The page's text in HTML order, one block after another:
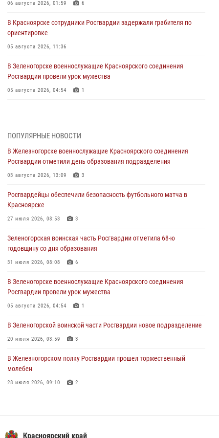
06 августа 2026, 01:59 6
В Красноярске сотрудники Росгвардии задержали грабителя по
ориентировке
05 августа 2026, 11:36
В Зеленогорске военнослужащие Красноярского соединения
Росгвардии провели урок мужества
05 августа 2026, 04:54 1
05 августа 2026, 04:52 1
В Красноярске сотрудники вневедомственной охраны Росгвардии
задержали подозреваемого в серии краж из гипермаркета
04 августа 2026, 09:57
Сотрудники Росгвардии обеспечили общественный порядок во
время проведения экстремального заплыва в Дудинке
04 августа 2026, 08:36
В Красноярске сотрудники Росгвардии задержали подозреваемого
в серии краж из супермаркета
04 августа 2026, 06:50
Военнослужащие Красноярского соединения Росгвардии
познакомили отдыхающих детей с тонкостями РХБ защиты
03 августа 2026, 13:12 2
ПОПУЛЯРНЫЕ НОВОСТИ
В Железногорске военнослужащие Красноярского соединения
Росгвардии отметили день образования подразделения
03 августа 2026, 13:09 3
Росгвардейцы обеспечили безопасность футбольного матча в
Красноярске
27 июля 2026, 08:53 3
Зеленогорская воинская часть Росгвардии отметила 68-ю
годовщину со дня образования
31 июля 2026, 08:08 6
В Зеленогорске военнослужащие Красноярского соединения
Росгвардии провели урок мужества
05 августа 2026, 04:54 1
В Зеленогорской воинской части Росгвардии новое подразделение
20 июля 2026, 03:59 3
В Железногорском полку Росгвардии прошел торжественный
молебен
28 июля 2026, 09:10 2
Красноярский край